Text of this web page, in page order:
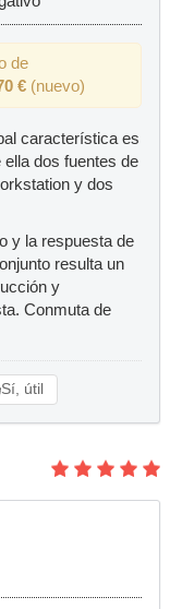
de
€ (nuevo)
característica es
dos fuentes de
y dos
y la respuesta de
resulta un
y
Conmuta de
Sí, útil